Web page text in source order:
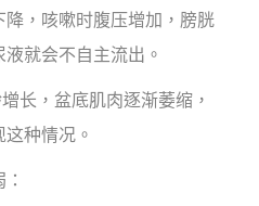
，咳嗽时腹压增加，膀胱
就会不自主流出。
，盆底肌肉逐渐萎缩，
种情况。